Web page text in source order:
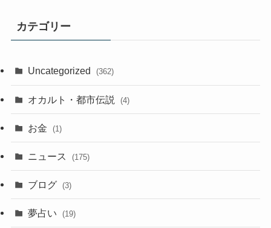
カテゴリー
Uncategorized (362)
オカルト・都市伝説 (4)
お金 (1)
ニュース (175)
ブログ (3)
夢占い (19)